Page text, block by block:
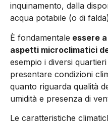
inquinamento, dalla
acqua potabile (o di
È fondamentale essere
aspetti mi­croclimatici
esempio i diversi
presentare condizioni
quanto riguarda qualità
umidità e presenza di
Le caratteristiche